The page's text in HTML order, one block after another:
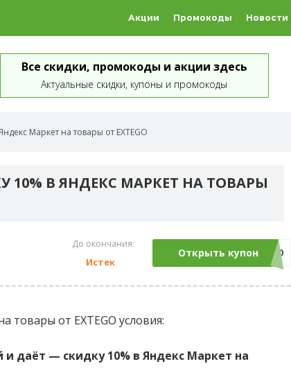
Акции Промокоды Новости
Все скидки, промокоды и акции здесь
Актуальные скидки, купоны и промокоды
Маркет на товары от EXTEGO
10% В ЯНДЕКС МАРКЕТ НА ТОВАРЫ
До окончания:
Истек
Открыть купонEXTEGO10
товары от EXTEGO условия:
и даёт — скидку 10% в Яндекс Маркет на